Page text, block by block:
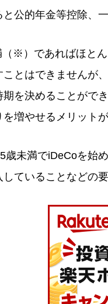
公的年金等控除、
※）であればほと
とはできませんが
を決めることがで
増やせるメリットが
歳未満でiDeCoを始
ていることなどの